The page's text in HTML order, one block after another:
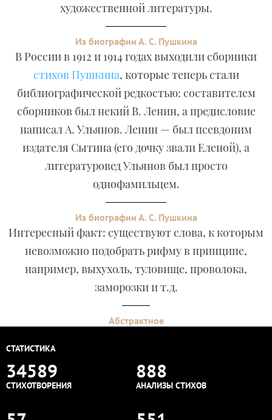
художественной литературы.
Из биографии А. С. Пушкина
В России в 1912 и 1914 годах выходили сборники
стихов Пушкина, которые теперь стали
библиографической редкостью: составителем
сборников был некий В. Ленин, а предисловие
написал А. Ульянов. Ленин — был псевдоним
издателя Сытина (его дочку звали Еленой), а
литературовед Ульянов был просто
однофамильцем.
Из биографии А. С. Пушкина
Интересный факт: существуют слова, к которым
невозможно подобрать рифму в принципе,
например, выхухоль, туловище, проволока,
заморозки и т.д.
Абстрактное
СТАТИСТИКА
34589
СТИХОТВОРЕНИЯ
888
АНАЛИЗЫ СТИХОВ